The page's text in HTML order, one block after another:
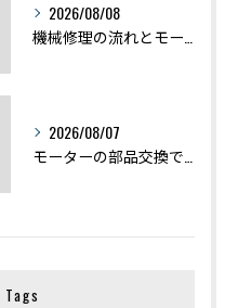
2026/08/08
2026/08/07
Tags